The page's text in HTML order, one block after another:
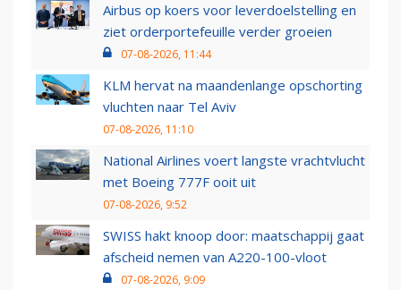
Airbus op koers voor leverdoelstelling en
ziet orderportefeuille verder groeien
07-08-2026, 11:44
KLM hervat na maandenlange opschorting
vluchten naar Tel Aviv
07-08-2026, 11:10
National Airlines voert langste vrachtvlucht
met Boeing 777F ooit uit
07-08-2026, 9:52
SWISS hakt knoop door: maatschappij gaat
afscheid nemen van A220-100-vloot
07-08-2026, 9:09